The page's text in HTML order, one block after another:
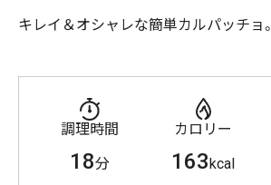
キレイ＆オシャレな簡単カルパッチョ。
調理時間
18分
カロリー
163kcal